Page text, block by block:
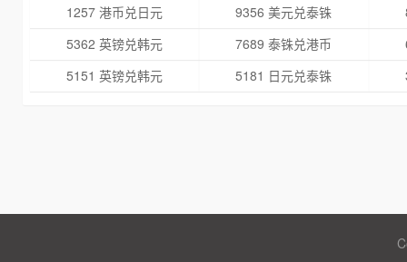
1257 港币兑日元
9356 美元兑泰铢
5362 英镑兑韩元
7689 泰铢兑港币
5151 英镑兑韩元
5181 日元兑泰铢